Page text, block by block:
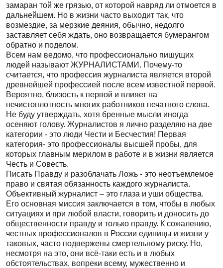
замаран той же грязью, от которой навряд ли отмоется в
дальнейшем. Но в жизни часто выходит так, что
возмездие, за мерзкие деяния, обычно, недолго
заставляет себя ждать, оно возвращается бумерангом
обратно и поделом.
Всем нам ведомо, что профессионально пишущих
людей называют ЖУРНАЛИСТАМИ. Почему-то
считается, что профессия журналиста является второй
древнейшей профессией после всем известной первой.
Вероятно, близость к первой и влияет на
нечистоплотность многих работников печатного слова.
Не буду утверждать, хотя бренные мысли иногда
осеняют голову. Журналистов я лично разделяю на две
категории - это люди Чести и Бесчестия! Первая
категория- это профессионалы высшей пробы, для
которых главным мерилом в работе и в жизни является
Честь и Совесть.
Писать Правду и разоблачать Ложь - это неотъемлемое
право и святая обязанность каждого журналиста.
Объективный журналист – это глаза и уши общества.
Его основная миссия заключается в том, чтобы в любых
ситуациях и при любой власти, говорить и доносить до
общественности правду и только правду. К сожалению,
честных профессионалов в России единицы и жизни у
таковых, часто подвержены смертельному риску. Но,
несмотря на это, они всё-таки есть и в любых
обстоятельствах, вопреки всему, мужественно и